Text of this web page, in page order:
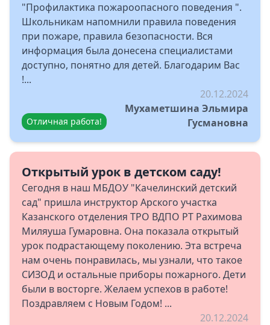
"Профилактика пожароопасного поведения ".
Школьникам напомнили правила поведения
при пожаре, правила безопасности. Вся
информация была донесена специалистами
доступно, понятно для детей. Благодарим Вас
!...
Отличная работа!
20.12.2024
Мухаметшина Эльмира
Гусмановна
Открытый урок в детском саду!
Сегодня в наш МБДОУ "Качелинский детский
сад" пришла инструктор Арского участка
Казанского отделения ТРО ВДПО РТ Рахимова
Миляуша Гумаровна. Она показала открытый
урок подрастающему поколению. Эта встреча
нам очень понравилась, мы узнали, что такое
СИЗОД и остальные приборы пожарного. Дети
были в восторге. Желаем успехов в работе!
Поздравляем с Новым Годом! ...
20.12.2024